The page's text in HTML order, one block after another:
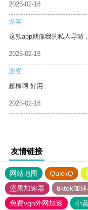
2025-02-18
游客
这款app就像我的私人导游
2025-02-18
游客
超棒啊 好用
2025-02-18
友情链接
网站地图 QuickQ
坚果加速器
tiktok加速
免费vqn外网加速
小